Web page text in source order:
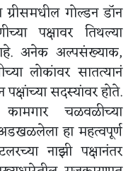
गोल्डन डॉन
पक्षावर तिथल्या
अनेक अल्पसंख्याक,
लोकांवर सातत्यानं
सदस्यांवर होते.
चळवळीच्या
हा महत्वपूर्ण
नाझी पक्षानंतर